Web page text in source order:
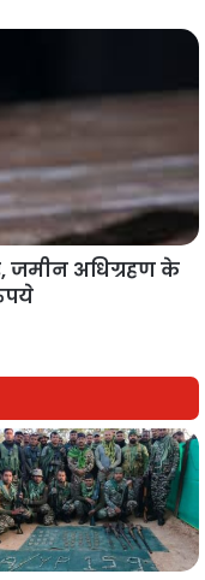
जमीन अधिग्रहण के